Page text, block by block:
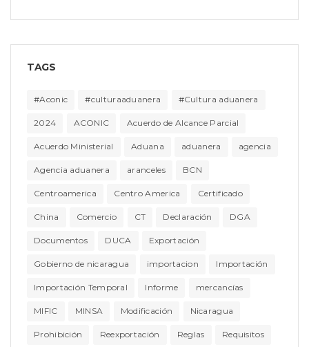
TAGS
#Aconic #culturaaduanera #Cultura aduanera
2024 ACONIC Acuerdo de Alcance Parcial
Acuerdo Ministerial Aduana aduanera agencia
Agencia aduanera aranceles BCN
Centroamerica Centro America Certificado
China Comercio CT Declaración DGA
Documentos DUCA Exportación
Gobierno de nicaragua importacion Importación
Importación Temporal Informe mercancías
MIFIC MINSA Modificación Nicaragua
Prohibición Reexportación Reglas Requisitos